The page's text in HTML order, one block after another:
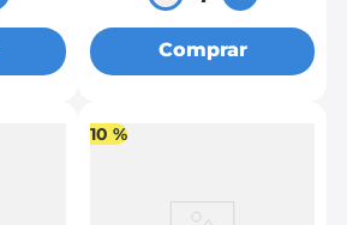
Comprar
10 %